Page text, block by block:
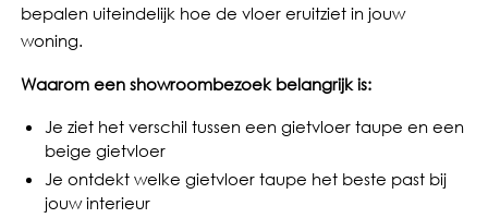
bepalen uiteindelijk hoe de vloer eruitziet in jouw
woning.
Waarom een showroombezoek belangrijk is:
Je ziet het verschil tussen een gietvloer taupe en een
beige gietvloer
Je ontdekt welke gietvloer taupe het beste past bij
jouw interieur